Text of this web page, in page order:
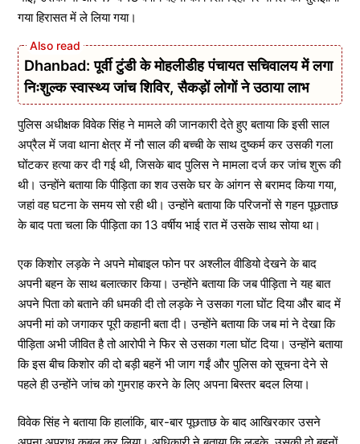
गया हिरासत में ले लिया गया।
Dhanbad: पूर्वी टुंडी के मोहलीडीह पंचायत सचिवालय में लगा
निःशुल्क स्वास्थ्य जांच शिविर, सैकड़ों लोगों ने उठाया लाभ
पुलिस अधीक्षक विवेक सिंह ने मामले की जानकारी देते हुए बताया कि इसी साल
अप्रैल में जवा थाना क्षेत्र में नौ साल की बच्ची के साथ दुष्कर्म कर उसकी गला
घोंटकर हत्या कर दी गई थी, जिसके बाद पुलिस ने मामला दर्ज कर जांच शुरू की
थी। उन्होंने बताया कि पीड़िता का शव उसके घर के आंगन से बरामद किया गया,
जहां वह घटना के समय सो रही थी। उन्होंने बताया कि परिजनों से गहन पूछताछ
के बाद पता चला कि पीड़िता का 13 वर्षीय भाई रात में उसके साथ सोया था।
एक किशोर लड़के ने अपने मोबाइल फोन पर अश्लील वीडियो देखने के बाद
अपनी बहन के साथ बलात्कार किया। उन्होंने बताया कि जब पीड़िता ने यह बात
अपने पिता को बताने की धमकी दी तो लड़के ने उसका गला घोंट दिया और बाद में
अपनी मां को जगाकर पूरी कहानी बता दी। उन्होंने बताया कि जब मां ने देखा कि
पीड़िता अभी जीवित है तो आरोपी ने फिर से उसका गला घोंट दिया। उन्होंने बताया
कि इस बीच किशोर की दो बड़ी बहनें भी जाग गईं और पुलिस को सूचना देने से
पहले ही उन्होंने जांच को गुमराह करने के लिए अपना बिस्तर बदल लिया।
विवेक सिंह ने बताया कि हालांकि, बार-बार पूछताछ के बाद आखिरकार उसने